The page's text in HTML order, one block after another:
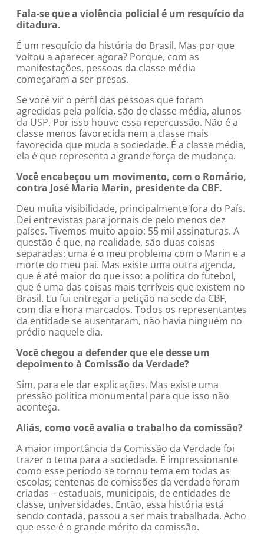
Fala-se que a violência policial é um resquício da
ditadura.
É um resquício da história do Brasil. Mas por que
voltou a aparecer agora? Porque, com as
manifestações, pessoas da classe média
começaram a ser presas.
Se você vir o perfil das pessoas que foram
agredidas pela polícia, são de classe média, alunos
da USP. Por isso houve essa repercussão. Não é a
classe menos favorecida nem a classe mais
favorecida que muda a sociedade. É a classe média,
ela é que representa a grande força de mudança.
Você encabeçou um movimento, com o Romário,
contra José Maria Marin, presidente da CBF.
Deu muita visibilidade, principalmente fora do País.
Dei entrevistas para jornais de pelo menos dez
países. Tivemos muito apoio: 55 mil assinaturas. A
questão é que, na realidade, são duas coisas
separadas: uma é o meu problema com o Marin e a
morte do meu pai. Mas existe uma outra agenda,
que é até maior do que isso: a política do futebol,
que é uma das coisas mais terríveis que existem no
Brasil. Eu fui entregar a petição na sede da CBF,
com dia e hora marcados. Todos os representantes
da entidade se ausentaram, não havia ninguém no
prédio naquele dia.
Você chegou a defender que ele desse um
depoimento à Comissão da Verdade?
Sim, para ele dar explicações. Mas existe uma
pressão política monumental para que isso não
aconteça.
Aliás, como você avalia o trabalho da comissão?
A maior importância da Comissão da Verdade foi
trazer o tema para a sociedade. É impressionante
como esse período se tornou tema em todas as
escolas; centenas de comissões da verdade foram
criadas – estaduais, municipais, de entidades de
classe, universidades. Então, essa história está
sendo contada, passou a ser mais trabalhada. Acho
que esse é o grande mérito da comissão.